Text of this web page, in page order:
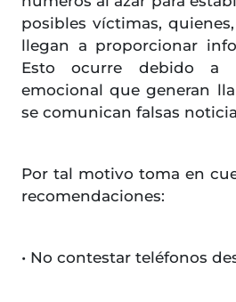
posibles víctimas,
llegan a proporcionar
Esto ocurre debido a
emocional que generan
se comunican falsas
Por tal motivo toma en
recomendaciones:
• No contestar teléfonos